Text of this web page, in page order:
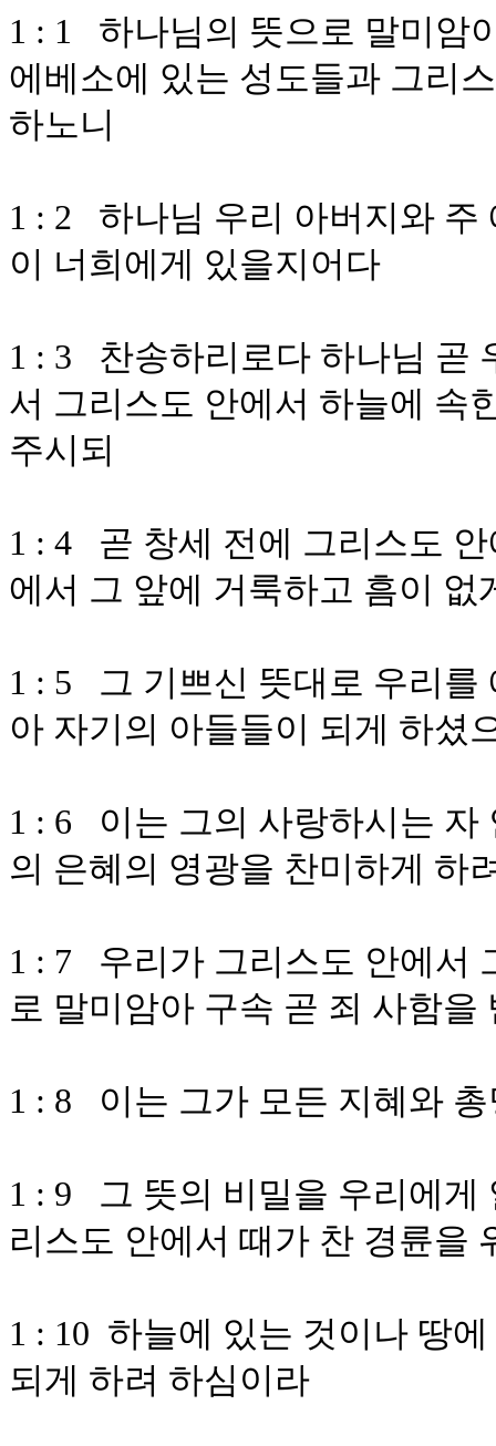
1 : 1 하나님의 뜻으로 말미암
에베소에 있는 성도들과 그리
하노니
1 : 2 하나님 우리 아버지와 주
이 너희에게 있을지어다
1 : 3 찬송하리로다 하나님 곧
서 그리스도 안에서 하늘에 속
주시되
1 : 4 곧 창세 전에 그리스도
에서 그 앞에 거룩하고 흠이 없
1 : 5 그 기쁘신 뜻대로 우리를
아 자기의 아들들이 되게 하셨
1 : 6 이는 그의 사랑하시는 자
의 은혜의 영광을 찬미하게 하
1 : 7 우리가 그리스도 안에서
로 말미암아 구속 곧 죄 사함을
1 : 8 이는 그가 모든 지혜와
1 : 9 그 뜻의 비밀을 우리에게
리스도 안에서 때가 찬 경륜을
1 : 10 하늘에 있는 것이나 땅
되게 하려 하심이라